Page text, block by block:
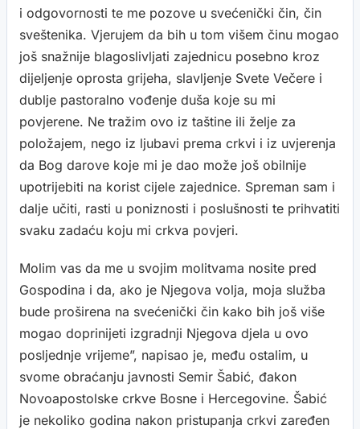
i odgovornosti te me pozove u svećenički čin, čin
sveštenika. Vjerujem da bih u tom višem činu mogao
još snažnije blagoslivljati zajednicu posebno kroz
dijeljenje oprosta grijeha, slavljenje Svete Večere i
dublje pastoralno vođenje duša koje su mi
povjerene. Ne tražim ovo iz taštine ili želje za
položajem, nego iz ljubavi prema crkvi i iz uvjerenja
da Bog darove koje mi je dao može još obilnije
upotrijebiti na korist cijele zajednice. Spreman sam i
dalje učiti, rasti u poniznosti i poslušnosti te prihvatiti
svaku zadaću koju mi crkva povjeri.
Molim vas da me u svojim molitvama nosite pred
Gospodina i da, ako je Njegova volja, moja služba
bude proširena na svećenički čin kako bih još više
mogao doprinijeti izgradnji Njegova djela u ovo
posljednje vrijeme”, napisao je, među ostalim, u
svome obraćanju javnosti Semir Šabić, đakon
Novoapostolske crkve Bosne i Hercegovine. Šabić
je nekoliko godina nakon pristupanja crkvi zaređen